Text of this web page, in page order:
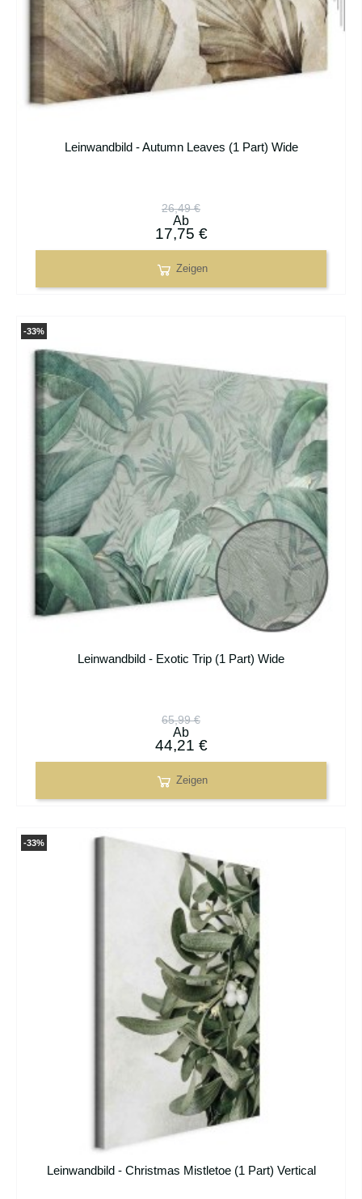
Leinwandbild - Autumn Leaves (1 Part) Wide
26,49 €
Ab
17,75 €
Zeigen
Leinwandbild - Exotic Trip (1 Part) Wide
65,99 €
Ab
44,21 €
Zeigen
-33%
Leinwandbild - Christmas Mistletoe (1 Part) Vertical
-33%